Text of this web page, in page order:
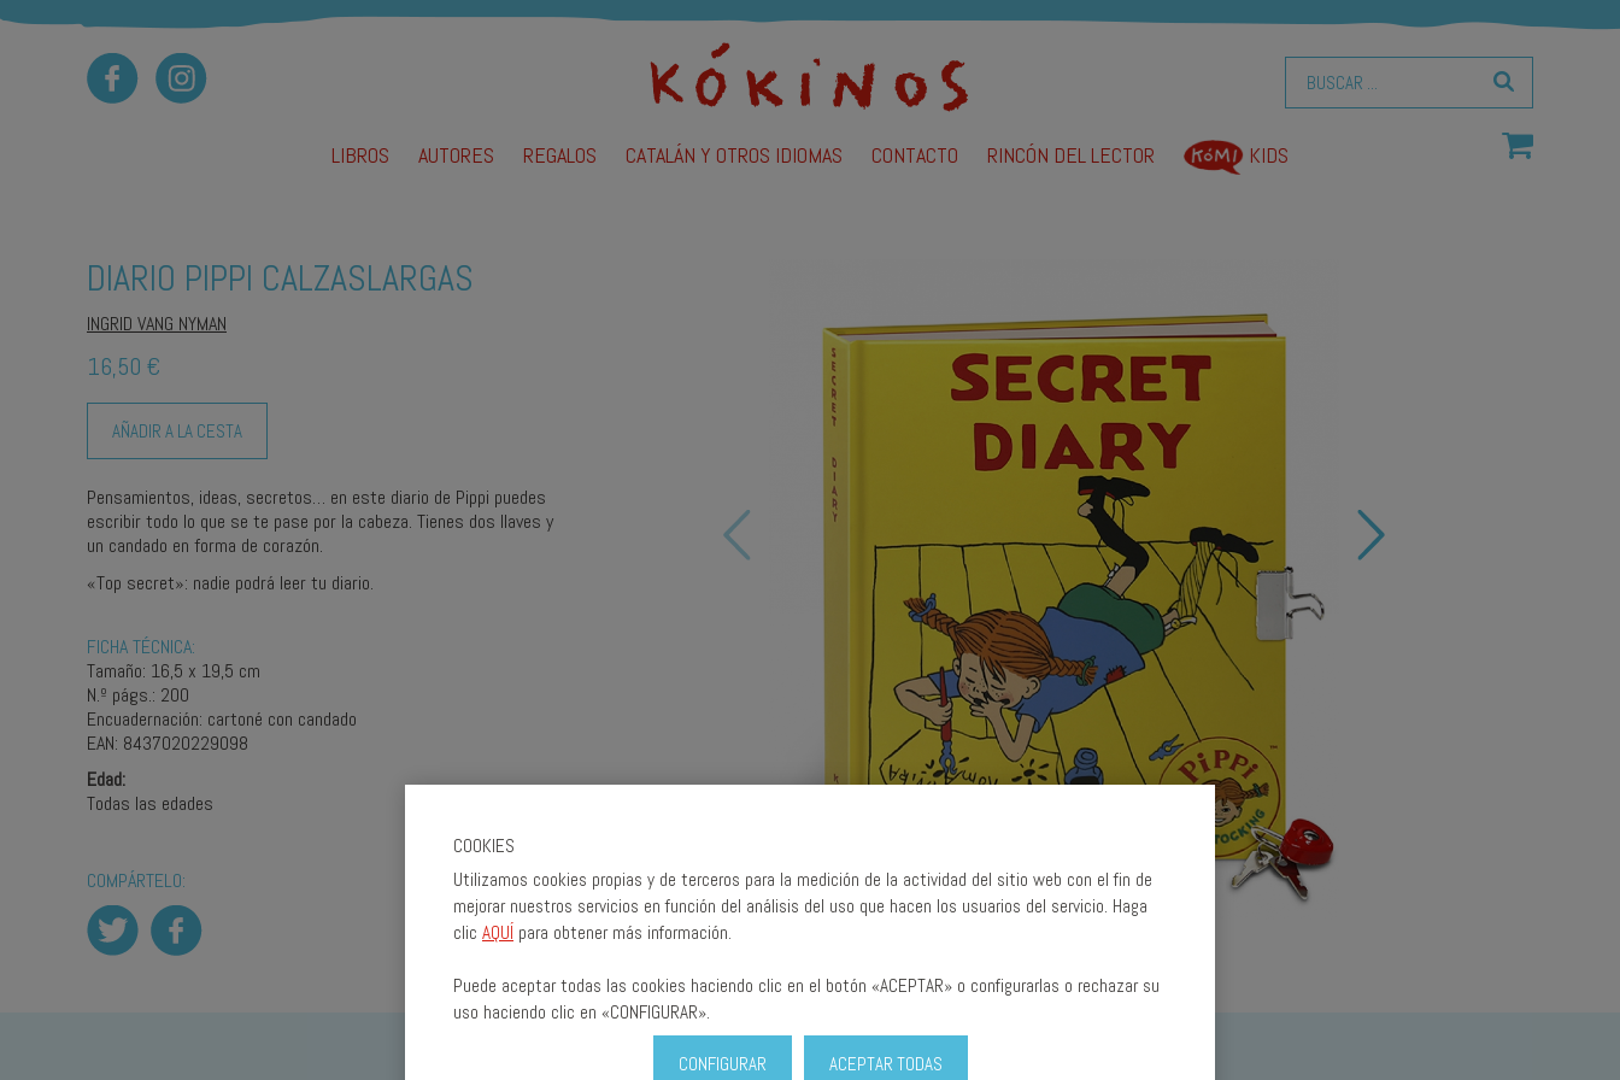
LIBROS AUTORES
REGALOS
CATALÁN Y OTROS IDIOMAS CONTACTO RINCÓN DEL LECTOR KIDS
DIARIO PIPPI CALZASLARGAS
INGRID VANG NYMAN
16,50 €
AÑADIR A LA CESTA
Pensamientos, ideas, secretos… en este diario de Pippi puedes
escribir todo lo que se te pase por la cabeza. Tienes dos llaves y
un candado en forma de corazón.
«Top secret»: nadie podrá leer tu diario.
FICHA TÉCNICA:
Tamaño: 16,5 x 19,5 cm
N.º págs.: 200
Encuadernación: cartoné con candado
EAN: 8437020229098
Edad:
Todas las edades
COMPÁRTELO:
COOKIES
Utilizamos cookies propias y de terceros para la medición de la actividad del sitio web con el fin de
mejorar nuestros servicios en función del análisis del uso que hacen los usuarios del servicio. Haga
clic AQUÍ para obtener más información.
Puede aceptar todas las cookies haciendo clic en el botón «ACEPTAR» o configurarlas o rechazar su
uso haciendo clic en «CONFIGURAR».
CONFIGURAR ACEPTAR TODAS